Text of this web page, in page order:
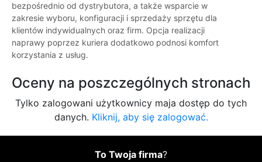
bezpośrednio od dystrybutora, a także wsparcie w
zakresie wyboru, konfiguracji i sprzedaży sprzętu dla
klientów indywidualnych oraz firm. Opcja realizacji
naprawy poprzez kuriera dodatkowo podnosi komfort
korzystania z usług.
Oceny na poszczególnych stronach
Tylko zalogowani użytkownicy maja dostęp do tych
danych. Kliknij, aby się zalogować.
To Twoja firma?